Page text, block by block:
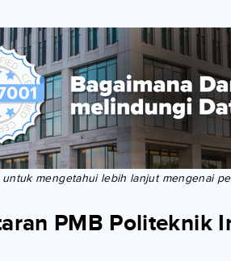
mengetahui lebih lanjut mengenai
PMB Politeknik